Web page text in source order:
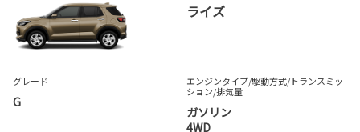
ライズ
グレード
G
エンジンタイプ/駆動方式/トランスミッ
ション/排気量
ガソリン
4WD